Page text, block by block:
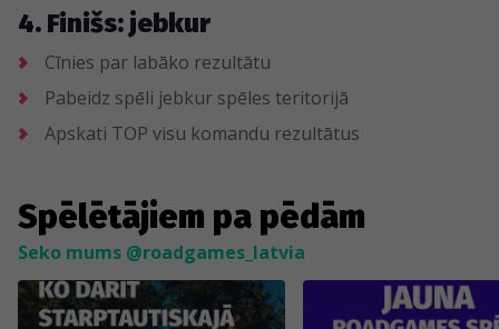
4. Finišs: jebkur
Cīnies par labāko rezultātu
Pabeidz spēli jebkur spēles teritorijā
Apskati TOP visu komandu rezultātus
Spēlētājiem pa pēdām
Seko mums @roadgames_latvia